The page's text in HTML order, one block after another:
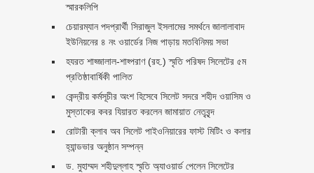
স্মারকলিপি ‎
চেয়ারম্যান পদপ্রার্থী সিরাজুল ইসলামের সমর্থনে জালালাবাদ
ইউনিয়নের ৪ নং ওয়ার্ডের নিজ পাড়ায় মতবিনিময় সভা
হযরত শাহ্জালাল-শাহ্পরাণ (রহ.) স্মৃতি পরিষদ সিলেটের ৫ম
প্রতিষ্ঠাবার্ষিকী পালিত ‎​
কেন্দ্রীয় কর্মসূচীর অংশ হিসেবে সিলেট সদরে শহীদ ওয়াসিম ও
মুস্তাকের কবর যিয়ারত করলেন জামায়াত নেতৃবৃন্দ ‎
রোটারী ক্লাব অব সিলেট পাইওনিয়ারের ফাস্ট মিটিং ও কলার
হ্যান্ডভার অনুষ্ঠান সম্পন্ন
ড. মুহাম্মদ শহীদুল্লাহ স্মৃতি অ্যাওয়ার্ড পেলেন সিলেটের